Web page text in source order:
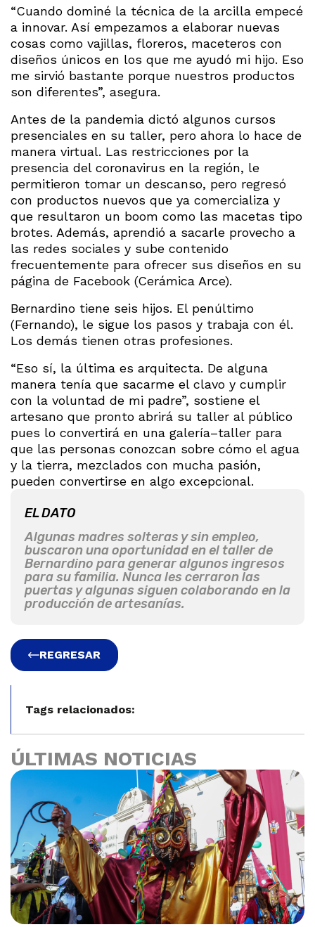
“Cuando dominé la técnica de la arcilla empecé
a innovar. Así empezamos a elaborar nuevas
cosas como vajillas, floreros, maceteros con
diseños únicos en los que me ayudó mi hijo. Eso
me sirvió bastante porque nuestros productos
son diferentes”, asegura.
Antes de la pandemia dictó algunos cursos
presenciales en su taller, pero ahora lo hace de
manera virtual. Las restricciones por la
presencia del coronavirus en la región, le
permitieron tomar un descanso, pero regresó
con productos nuevos que ya comercializa y
que resultaron un boom como las macetas tipo
brotes. Además, aprendió a sacarle provecho a
las redes sociales y sube contenido
frecuentemente para ofrecer sus diseños en su
página de Facebook (Cerámica Arce).
Bernardino tiene seis hijos. El penúltimo
(Fernando), le sigue los pasos y trabaja con él.
Los demás tienen otras profesiones.
“Eso sí, la última es arquitecta. De alguna
manera tenía que sacarme el clavo y cumplir
con la voluntad de mi padre”, sostiene el
artesano que pronto abrirá su taller al público
pues lo convertirá en una galería–taller para
que las personas conozcan sobre cómo el agua
y la tierra, mezclados con mucha pasión,
pueden convertirse en algo excepcional.
EL DATO
Algunas madres solteras y sin empleo,
buscaron una oportunidad en el taller de
Bernardino para generar algunos ingresos
para su familia. Nunca les cerraron las
puertas y algunas siguen colaborando en la
producción de artesanías.
REGRESAR
Tags relacionados:
ÚLTIMAS NOTICIAS